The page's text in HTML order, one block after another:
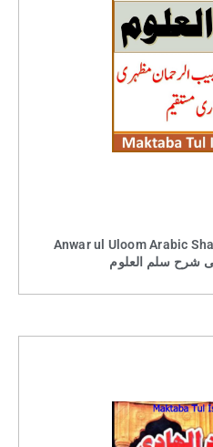
Anwar ul Uloom Arabic
شرح سلم العلوم